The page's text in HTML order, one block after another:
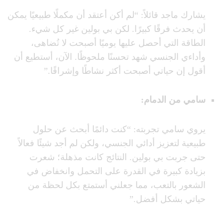
يشارك ماجد قائلاً: “لم أكن أعتقد أن مكملًا طبيعيًا يمكن
أن يحدث فرقًا كبيرًا. لكن بي بولين غير كل شيء.
الطاقة التي أحصل عليها يوميًا أصبحت لا تُضاهى،
وأداءي الجنسي شهد تحسنًا ملحوظًا. الآن، أستطيع أن
أقول إن حياتي أصبحت أكثر نشاطًا وإشراقًا.”
سامي من الدمام:
يروي سامي تجربته: “كنت دائمًا أبحث عن حلول
طبيعية لتعزيز أدائي الجنسي، ولكن لم أجد شيئًا فعالاً
حتى جربت بي بولين. النتائج كانت مذهلة؛ شعرت
بزيادة كبيرة في القدرة على التحمل وانخفاض في
الشعور بالتعب، مما جعلني أستمتع بكل لحظة من
حياتي بشكل أفضل.”